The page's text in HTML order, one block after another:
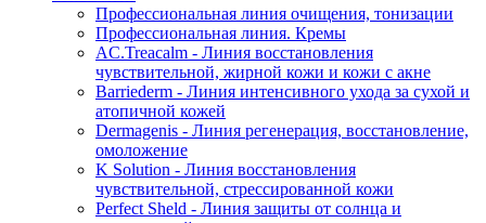
Профессиональная линия очищения, тонизации
Профессиональная линия. Кремы
AC.Treacalm - Линия восстановления
чувствительной, жирной кожи и кожи с акне
Barriederm - Линия интенсивного ухода за сухой и
атопичной кожей
Dermagenis - Линия регенерация, восстановление,
омоложение
K Solution - Линия восстановления
чувствительной, стрессированной кожи
Perfect Sheld - Линия защиты от солнца и